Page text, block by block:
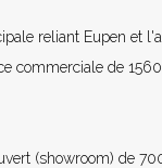
reliant Eupen et
commerciale de
(showroom) de